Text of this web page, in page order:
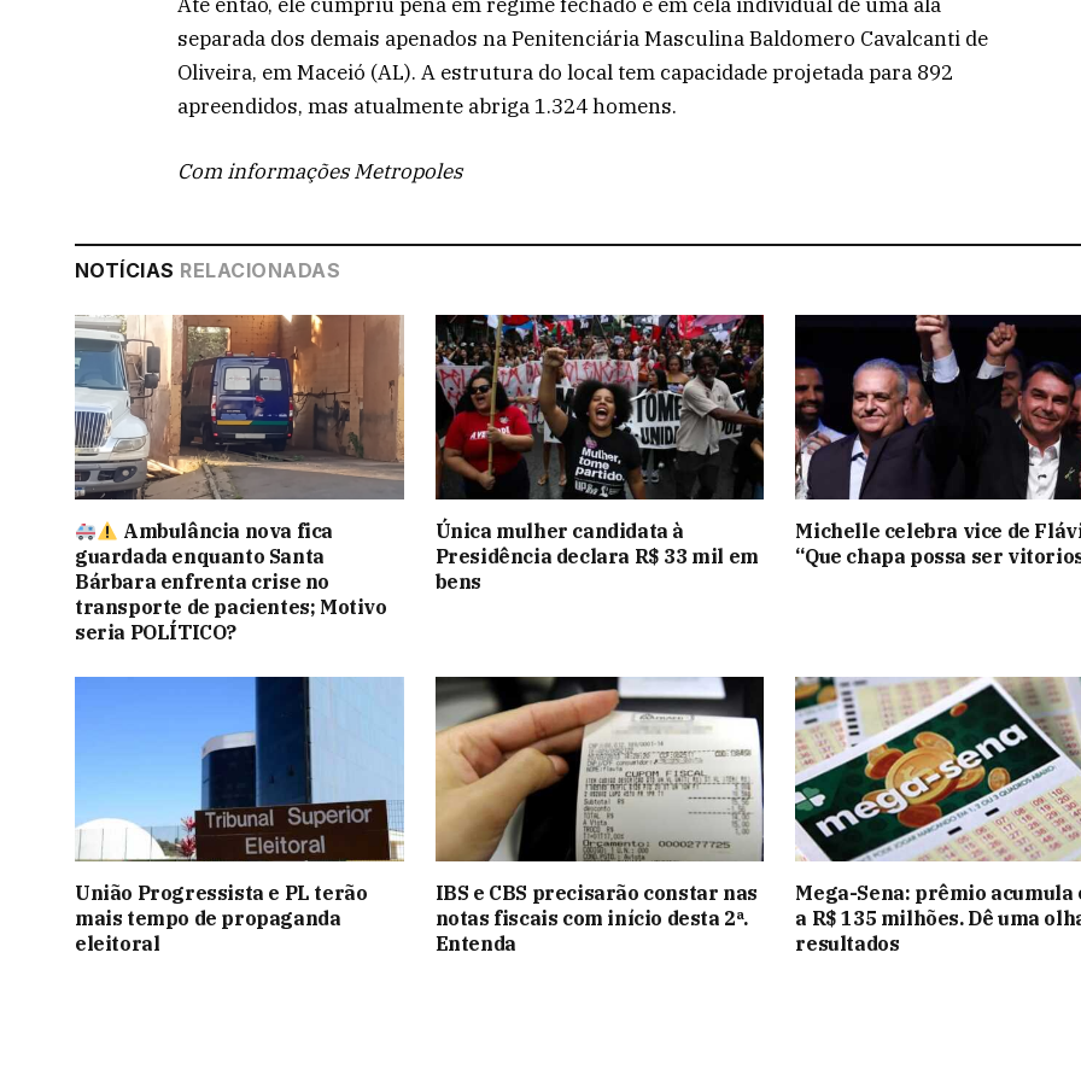
separada dos demais apenados na Penitenciária Masculina Baldomero Cavalcanti de
Oliveira, em Maceió (AL). A estrutura do local tem capacidade projetada para 892
apreendidos, mas atualmente abriga 1.324 homens.
Com informações Metropoles
NOTÍCIAS RELACIONADAS
Ambulância nova fica
guardada enquanto Santa
Bárbara enfrenta crise no
transporte de pacientes; Motivo
seria POLÍTICO?
Única mulher candidata à
Presidência declara R$ 33 mil em
bens
Michelle celebra vice de
“Que chapa possa ser
União Progressista e PL terão
mais tempo de propaganda
eleitoral
IBS e CBS precisarão constar nas
notas fiscais com início desta 2ª.
Entenda
Mega-Sena: prêmio acumula
a R$ 135 milhões. Dê uma
resultados